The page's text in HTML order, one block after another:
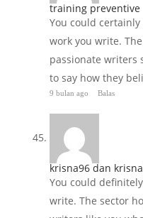
training preventive
You could
work you write.
passionate writers
to say how they
9 bulan ago Balas
krisna96 dan
You could
write. The sector